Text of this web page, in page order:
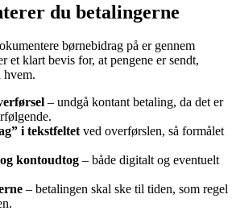
du betalingerne
børnebidrag på er gennem
et klart bevis for, at pengene er sendt,
hvem.
– undgå kontant betaling, da det er
i tekstfeltetved overførslen, så formålet
kontoudtog – både digitalt og eventuelt
– betalingen skal ske til tiden, som regel